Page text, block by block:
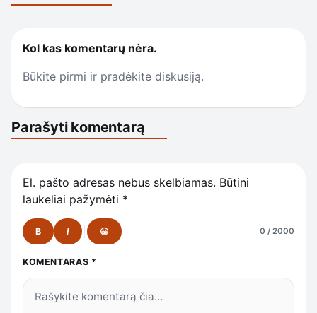
Kol kas komentarų nėra.
Būkite pirmi ir pradėkite diskusiją.
Parašyti komentarą
El. pašto adresas nebus skelbiamas. Būtini
laukeliai pažymėti *
B I 😀 0 / 2000
KOMENTARAS *